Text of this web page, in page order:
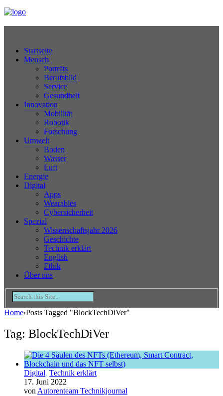
Startseite
Mensch
Porträts
Berufsbild
Service
Gesundheit
Innovation
Mobilität
Robotik
Forschung
Umwelt
Boden
Wasser
Luft
Energie
Digital
Apps
Wearables
Cybersicherheit
Spezial
Wissenschaftsjahr 2026
Geschichte
Technik erklärt
English
Ethik
Über uns
Home›Posts Tagged "BlockTechDiVer"
Tag: BlockTechDiVer
Digital, Technik erklärt
17. Juni 2022
von Autorenteam Technikjournal